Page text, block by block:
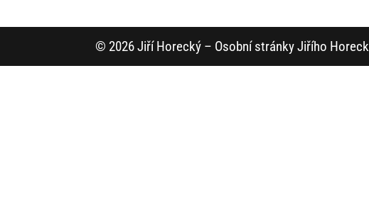
© 2026 Jiří Horecký – Osobní stránky Jiřího